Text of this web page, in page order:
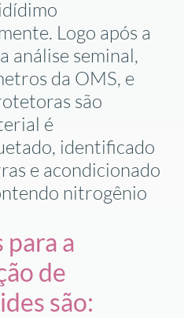
. Logo após a
análise seminal,
da OMS, e
são
é
identificado
e acondicionado
nitrogênio
para a
de
são: